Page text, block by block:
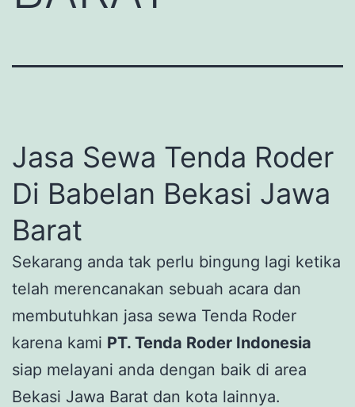
Jasa Sewa Tenda Roder
Di Babelan Bekasi Jawa
Barat
Sekarang anda tak perlu bingung lagi ketika
telah merencanakan sebuah acara dan
membutuhkan jasa sewa Tenda Roder
karena kami PT. Tenda Roder Indonesia
siap melayani anda dengan baik di area
Bekasi Jawa Barat dan kota lainnya.